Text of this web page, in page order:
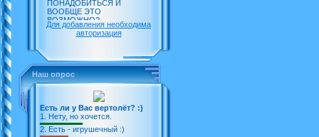
Для добавления необходима
авторизация
Наш опрос
Есть ли у Вас вертолёт? :)
1. Нету, но хочется.
2. Есть - игрушечный :)